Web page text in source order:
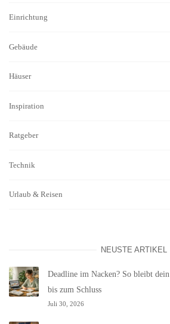
Einrichtung
Gebäude
Häuser
Inspiration
Ratgeber
Technik
Urlaub & Reisen
NEUSTE ARTIKEL
Deadline im Nacken? So bleibt
bis zum Schluss
Juli 30, 2026